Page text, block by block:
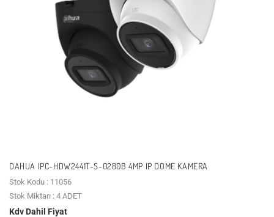
DAHUA IPC-HDW2441T-S-0280B 4MP IP DOME KAMERA
Stok Kodu : 11056
Stok Miktarı : 4 ADET
Kdv Dahil Fiyat